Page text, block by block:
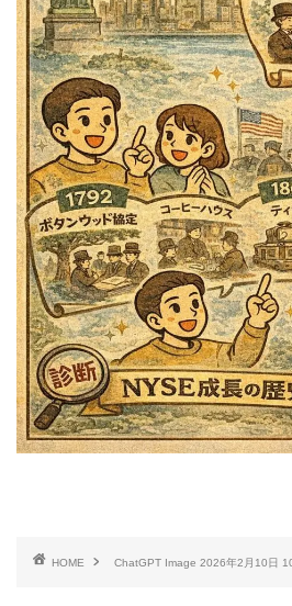
HOME ChatGPT Image 2026年2月10日